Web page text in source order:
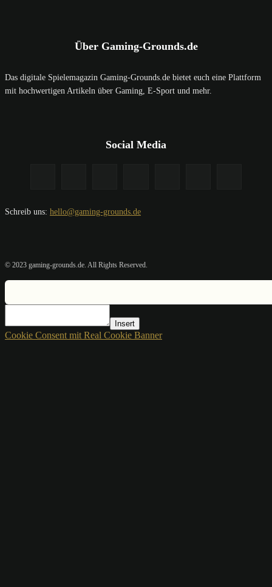
Über Gaming-Grounds.de
Das digitale Spielemagazin Gaming-Grounds.de bietet euch eine Plattform
mit hochwertigen Artikeln über Gaming, E-Sport und mehr.
Social Media
Schreib uns: hello@gaming-grounds.de
© 2023 gaming-grounds.de. All Rights Reserved.
Insert
Cookie Consent mit Real Cookie Banner